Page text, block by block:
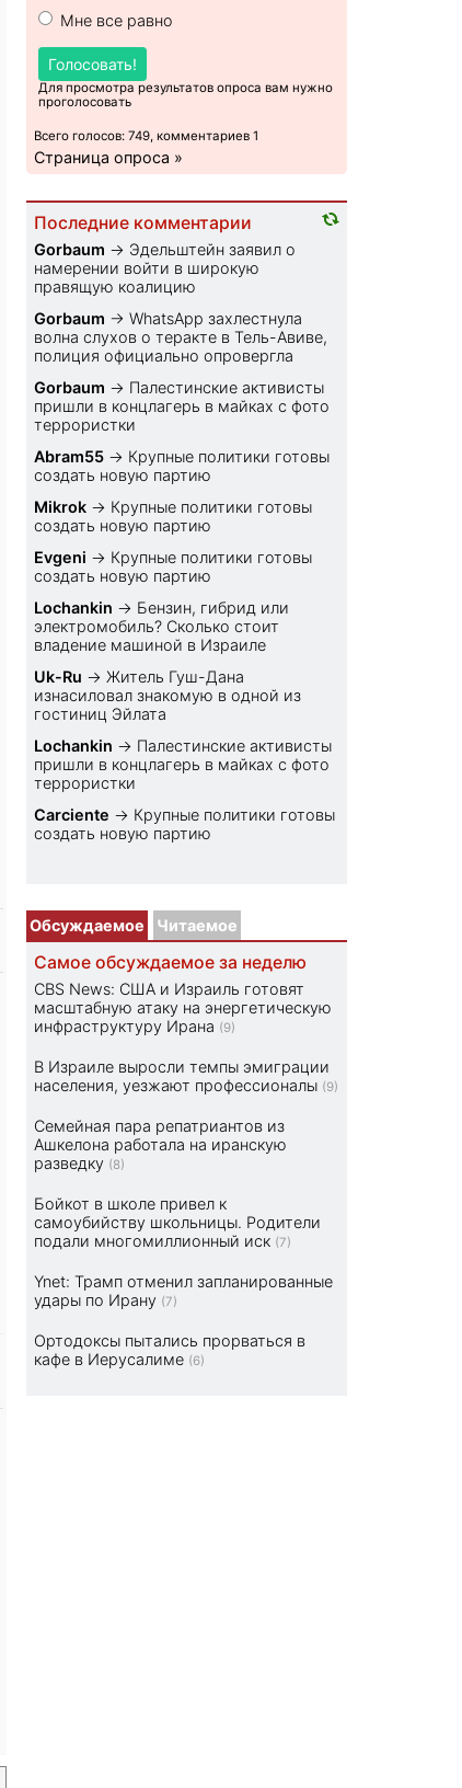
Мне все равно
Голосовать!
Для просмотра результатов опроса вам нужно
проголосовать
Всего голосов: 749, комментариев 1
Страница опроса »
Последние комментарии
Gorbaum → Эдельштейн заявил о
намерении войти в широкую
правящую коалицию
Gorbaum →WhatsApp захлестнула
волна слухов о теракте в Тель-Авиве,
полиция официально опровергла
Gorbaum → Палестинские активисты
пришли в концлагерь в майках с фото
террористки
Abram55 → Крупные политики готовы
создать новую партию
Mikrok → Крупные политики готовы
создать новую партию
Evgeni → Крупные политики готовы
создать новую партию
Lochankin → Бензин, гибрид или
электромобиль? Cколько стоит
владение машиной в Израиле
Uk-Ru → Житель Гуш-Дана
изнасиловал знакомую в одной из
гостиниц Эйлата
Lochankin → Палестинские активисты
пришли в концлагерь в майках с фото
террористки
Carciente → Крупные политики готовы
создать новую партию
Обсуждаемое Читаемое
Самое обсуждаемое за неделю
CBS News: США и Израиль готовят
масштабную атаку на энергетическую
инфраструктуру Ирана (9)
В Израиле выросли темпы эмиграции
населения, уезжают профессионалы (9)
Семейная пара репатриантов из
Ашкелона работала на иранскую
разведку (8)
Бойкот в школе привел к
самоубийству школьницы. Родители
подали многомиллионный иск (7)
Ynet: Трамп отменил запланированные
удары по Ирану (7)
Ортодоксы пытались прорваться в
кафе в Иерусалиме (6)